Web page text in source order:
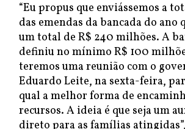
“Eu propus que enviássemos a
das emendas da bancada do ano
um total de R$ 240 milhões. A
definiu no mínimo R$ 100
teremos uma reunião com o
Eduardo Leite, na sexta-feira,
qual a melhor forma de
recursos. A ideia é que seja um
direto para as famílias